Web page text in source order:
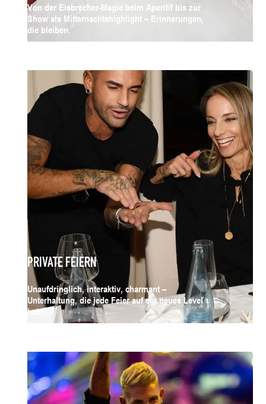
Von der Eisbrecher-Magie beim Aperitif bis zur
Show als Mitternachtshighlight – Erinnerungen,
die bleiben.
PRIVATE FEIERN
Unaufdringlich, interaktiv, charmant –
Unterhaltung, die jede Feier auf ein neues Level
hebt.